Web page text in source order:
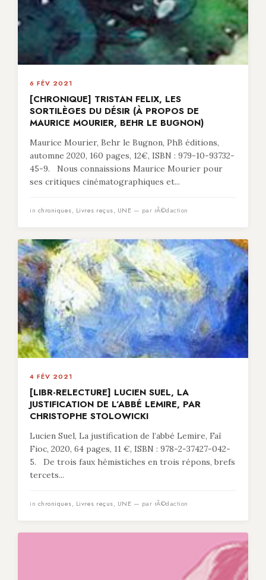
6 FÉV 2021
[CHRONIQUE] TRISTAN FELIX, LES
SORTILÈGES DU DÉSIR (À PROPOS DE
MAURICE MOURIER, BEHR LE BUGNON)
Maurice Mourier, Behr le Bugnon, PhB éditions,
automne 2020, 160 pages, 12€, ISBN : 979-10-93732-
45-9. Nous connaissions Maurice Mourier pour
ses critiques cinématographiques et...
in chroniques, Livres reçus, UNE — par rÃ©daction
4 FÉV 2021
[LIBR-RELECTURE] LUCIEN SUEL, LA
JUSTIFICATION DE L’ABBÉ LEMIRE, PAR
CHRISTOPHE STOLOWICKI
Lucien Suel, La justification de l’abbé Lemire, Faï
Fioc, 2020, 64 pages, 11 €, ISBN : 978-2-37427-042-
5. De trois faux hémistiches en trois répons, brefs
tercets...
in chroniques, Livres reçus, UNE — par rÃ©daction